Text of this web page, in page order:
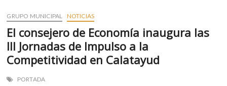
GRUPO MUNICIPAL NOTICIAS
El consejero de Economía inaugura las
III Jornadas de Impulso a la
Competitividad en Calatayud
PORTADA